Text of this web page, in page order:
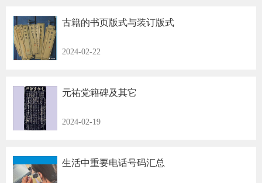
古籍的书页版式与装订版式
2024-02-22
元祐党籍碑及其它
2024-02-19
生活中重要电话号码汇总